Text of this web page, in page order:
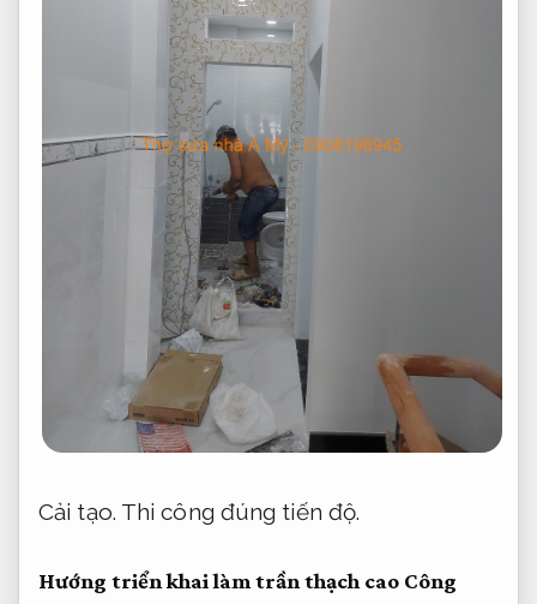
Cải tạo. Thi công đúng tiến độ.
Hướng triển khai làm trần thạch cao Công